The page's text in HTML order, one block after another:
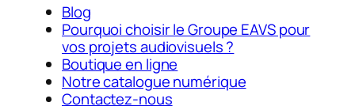
Blog
Pourquoi choisir le Groupe EAVS pour
vos projets audiovisuels ?
Boutique en ligne
Notre catalogue numérique
Contactez-nous